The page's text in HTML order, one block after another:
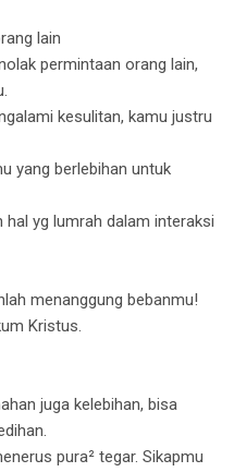
lain
permintaan orang lain,
kesulitan, kamu justru
yang berlebihan untuk
yg lumrah dalam interaksi
menanggung bebanmu!
Kristus.
juga kelebihan, bisa
pura² tegar. Sikapmu